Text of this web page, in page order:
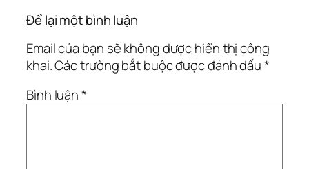
Để lại một bình luận
Email của bạn sẽ không được hiển thị công
khai.Các trường bắt buộc được đánh dấu*
Bình luận*